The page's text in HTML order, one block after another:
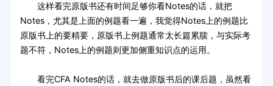
这样看完原版书还有时间足够你看Notes的话，就把
Notes，尤其是上面的例题看一遍，我觉得Notes上的例题比
原版书上的要精要，原版书上例题通常太长篇累牍，与实际考
题不符，Notes上的例题则更加侧重知识点的运用。
看完CFA Notes的话，就去做原版书后的课后题，虽然看